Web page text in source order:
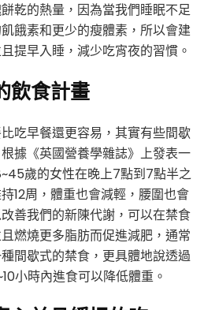
乾的熱量，因為當我們睡眠不足
餓素和更少的瘦體素，所以會建
提早入睡，減少吃宵夜的習慣。
飲食計畫
吃早餐還更容易，其實有些間歇
據《英國營養學雜誌》上發表一
歲的女性在晚上7點到7點半之
12周，體重也會減輕，腰圍也會
善我們的新陳代謝，可以在禁食
燃燒更多脂肪而促進減肥，通常
間歇式的禁食，更具體地說透過
小時內進食可以降低體重。